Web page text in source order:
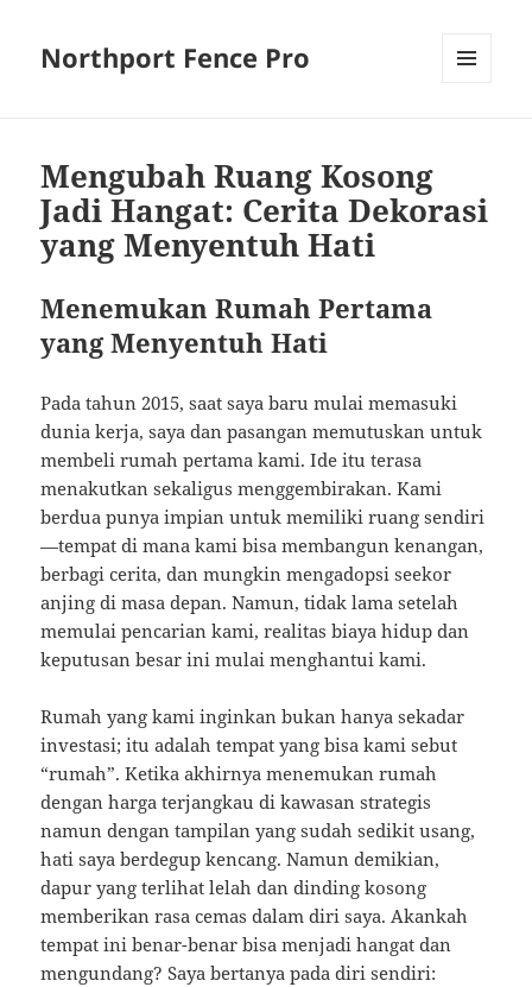
Northport Fence Pro
Mengubah Ruang Kosong
Jadi Hangat: Cerita Dekorasi
yang Menyentuh Hati
Menemukan Rumah Pertama
yang Menyentuh Hati
Pada tahun 2015, saat saya baru mulai memasuki
dunia kerja, saya dan pasangan memutuskan untuk
membeli rumah pertama kami. Ide itu terasa
menakutkan sekaligus menggembirakan. Kami
berdua punya impian untuk memiliki ruang sendiri
—tempat di mana kami bisa membangun kenangan,
berbagi cerita, dan mungkin mengadopsi seekor
anjing di masa depan. Namun, tidak lama setelah
memulai pencarian kami, realitas biaya hidup dan
keputusan besar ini mulai menghantui kami.
Rumah yang kami inginkan bukan hanya sekadar
investasi; itu adalah tempat yang bisa kami sebut
“rumah”. Ketika akhirnya menemukan rumah
dengan harga terjangkau di kawasan strategis
namun dengan tampilan yang sudah sedikit usang,
hati saya berdegup kencang. Namun demikian,
dapur yang terlihat lelah dan dinding kosong
memberikan rasa cemas dalam diri saya. Akankah
tempat ini benar-benar bisa menjadi hangat dan
mengundang? Saya bertanya pada diri sendiri: